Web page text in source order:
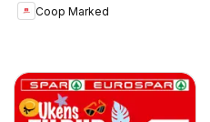
Coop Marked